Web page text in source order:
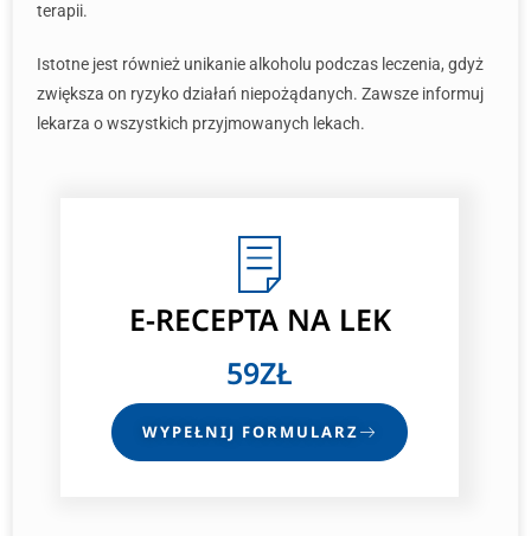
terapii.
Istotne jest również unikanie alkoholu podczas leczenia, gdyż
zwiększa on ryzyko działań niepożądanych. Zawsze informuj
lekarza o wszystkich przyjmowanych lekach.
E-RECEPTA NA LEK
59ZŁ
WYPEŁNIJ FORMULARZ